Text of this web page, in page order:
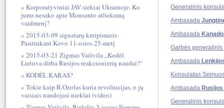
Generalinis
Ambasada
Ambasada
Garbės
Ambasada
Konsulatas
Ambasada
Generalinis
Korporatyviniai JAV siekiai Ukrainoje. Ko
jums nesako apie Monsanto atliekamą
vaidmenį?
2015-03-09 signatarų kreipimasis:
Pasitinkant Kovo 11-osios 25-metį
2015-03-21 Zigmas Vaišvila „Kodėl
Lietuva dirba Rusijos reakcionierių naudai?“
KODĖL KARAS?
Tokie kaip R.Ozolas kuria revoliucijas, o jų
vaisiais naudojasi niekšai (video)